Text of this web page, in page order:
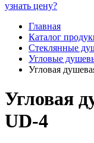
узнать цену?
Главная
Каталог
Стеклянные
Угловые
Угловая
Угловая
UD-4